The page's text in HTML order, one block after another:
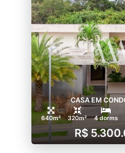
CASA EM
640m² 320m² 4 dorms
R$